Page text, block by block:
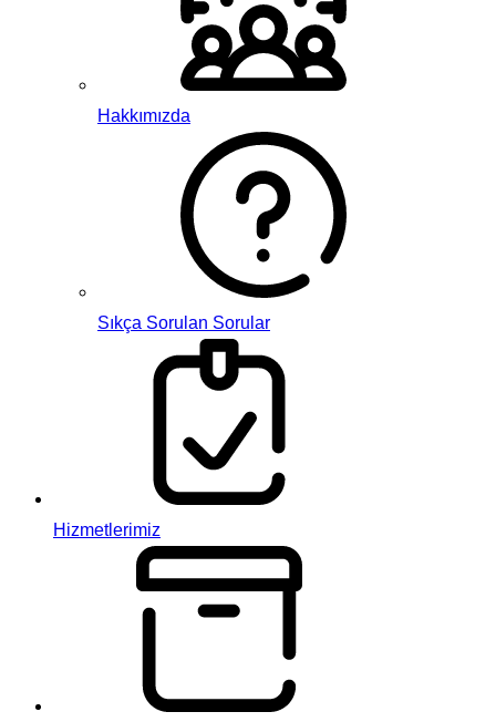
Hakkımızda
Sıkça Sorulan Sorular
Hizmetlerimiz